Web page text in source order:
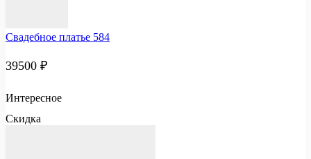
Свадебное платье 584
39500 ₽
Интересное
Скидка